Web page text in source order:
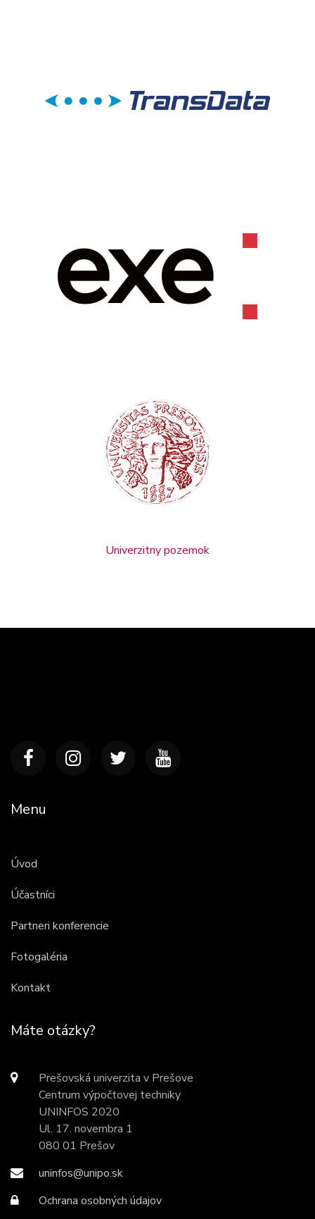
Univerzitny pozemok
Menu
Úvod
Účastníci
Partneri konferencie
Fotogaléria
Kontakt
Máte otázky?
Prešovská univerzita v Prešove
Centrum výpočtovej techniky
UNINFOS 2020
Ul. 17. novembra 1
080 01 Prešov
uninfos@unipo.sk
Ochrana osobných údajov